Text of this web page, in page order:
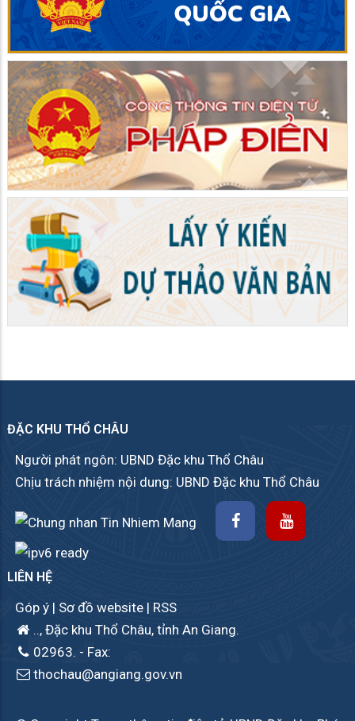
ĐẶC KHU THỔ CHÂU
Người phát ngôn: UBND Đặc khu Thổ Châu
Chịu trách nhiệm nội dung: UBND Đặc khu Thổ Châu
LIÊN HỆ
Góp ý | Sơ đồ website | RSS
.., Đặc khu Thổ Châu, tỉnh An Giang.
02963. - Fax:
thochau@angiang.gov.vn